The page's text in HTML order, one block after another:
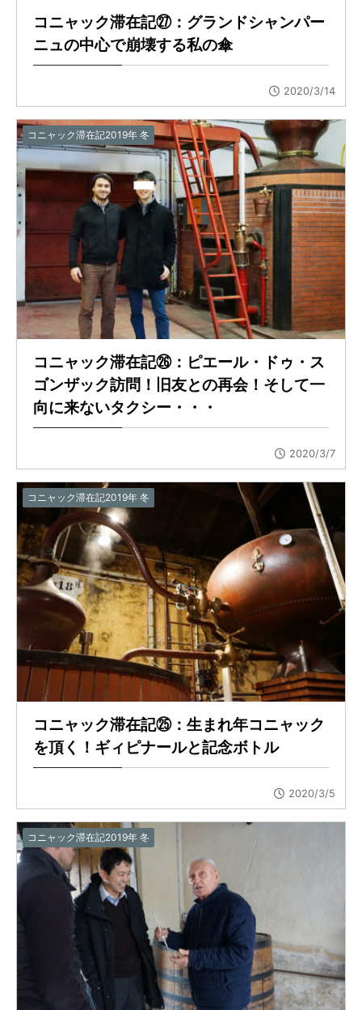
コニャック滞在記㉗：グランドシャンパー
ニュの中心で崩壊する私の傘
2020/3/14
コニャック滞在記2019年 冬
コニャック滞在記㉖：ピエール・ドゥ・ス
ゴンザック訪問！旧友との再会！そして一
向に来ないタクシー・・・
2020/3/7
コニャック滞在記2019年 冬
コニャック滞在記㉕：生まれ年コニャック
を頂く！ギィピナールと記念ボトル
2020/3/5
コニャック滞在記2019年 冬